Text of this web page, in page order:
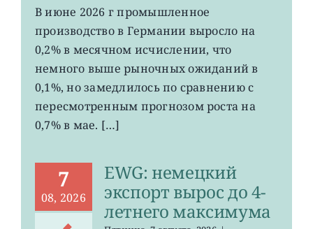
EWG:
рост
промпроизводства
Германии
до
0,2%
В июне 2026 г промышленное
производство в Германии выросло на
0,2% в месячном исчислении, что
немного выше рыночных ожиданий в
0,1%, но замедлилось по сравнению с
пересмотренным прогнозом роста на
0,7% в мае. […]
7
08, 2026
EWG: немецкий
экспорт вырос до 4-
летнего максимума